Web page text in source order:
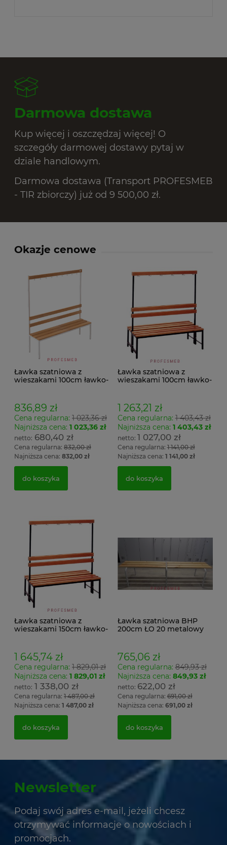
Darmowa dostawa
Kup więcej i oszczędzaj więcej! O
szczegóły darmowej dostawy pytaj w
dziale handlowym.
Darmowa dostawa (Transport PROFESMEB
- TIR zbiorczy) już od 9 500,00 zł.
Okazje cenowe
Ławka szatniowa z
wieszakami 100cm ławko-
836,89 zł
Cena regularna: 1 023,36 zł
Najniższa cena: 1 023,36 zł
680,40 zł
Cena regularna: 832,00 zł
Najniższa cena: 832,00 zł
do koszyka
Ławka szatniowa z
wieszakami 100cm ławko-
1 263,21 zł
Cena regularna:1 403,43 zł
Najniższa cena: 1 403,43 zł
1 027,00 zł
Cena regularna:1 141,00 zł
Najniższa cena: 1 141,00 zł
do koszyka
Ławka szatniowa z
wieszakami 150cm ławko-
1 645,74 zł
Cena regularna: 1 829,01 zł
Najniższa cena: 1 829,01 zł
1 338,00 zł
Cena regularna: 1 487,00 zł
Najniższa cena: 1 487,00 zł
do koszyka
Ławka szatniowa BHP
200cm ŁO 20 metalowy
765,06 zł
Cena regularna:849,93 zł
Najniższa cena: 849,93 zł
622,00 zł
Cena regularna:691,00 zł
Najniższa cena: 691,00 zł
do koszyka
Newsletter
Podaj swój adres e-mail, jeżeli chcesz
otrzymywać informacje o nowościach i
promocjach.